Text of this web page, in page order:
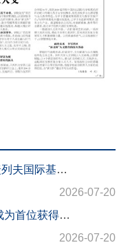
【新华每日电讯】中国科学家首获门捷列夫国际基础科学奖
2026-07-20
【合肥晚报】潘建伟获一项国际大奖 成为首位获得门捷列夫国际基础科学奖的中国学者
2026-07-20